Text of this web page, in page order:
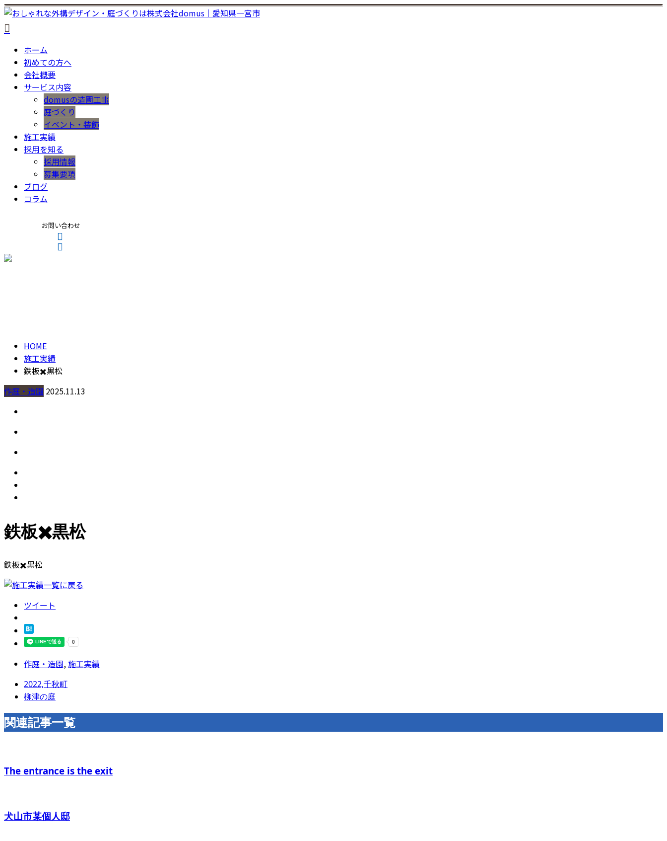
ホーム
初めての方へ
会社概要
サービス内容
domusの造園工事
庭づくり
イベント・装飾
施工実績
採用を知る
採用情報
募集要項
ブログ
コラム
お問い合わせ
HOME
施工実績
鉄板✖️黒松
作庭・造園 2025.11.13
鉄板✖️黒松
鉄板✖️黒松
ツイート
作庭・造園,施工実績
2022,千秋町
柳津の庭
関連記事一覧
The entrance is the exit
犬山市某個人邸